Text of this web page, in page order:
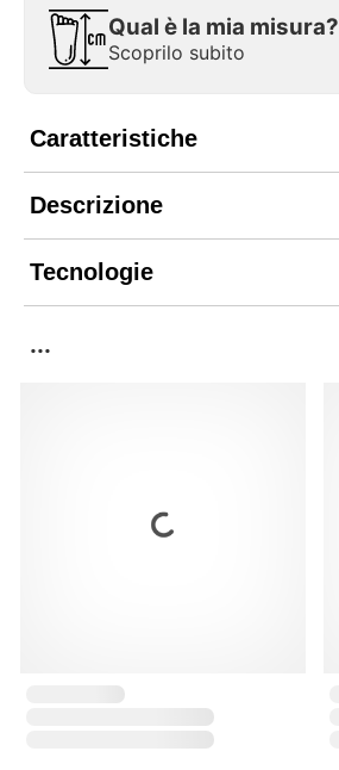
Qual è la mia misura?
Scoprilo subito
Caratteristiche
Descrizione
Tecnologie
...